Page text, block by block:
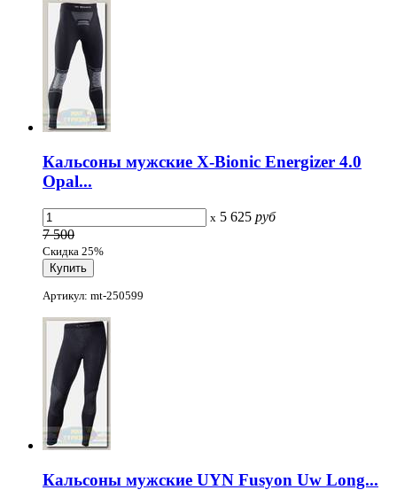
Кальсоны мужские X-Bionic Energizer 4.0
Opal...
x 5 625 руб
7 500
Скидка 25%
Артикул: mt-250599
Кальсоны мужские UYN Fusyon Uw Long...